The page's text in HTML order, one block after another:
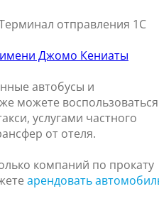
отправления 1C
Джомо Кениаты
автобусы и
можете воспользоваться
услугами частного
от отеля.
компаний по прокату
арендовать